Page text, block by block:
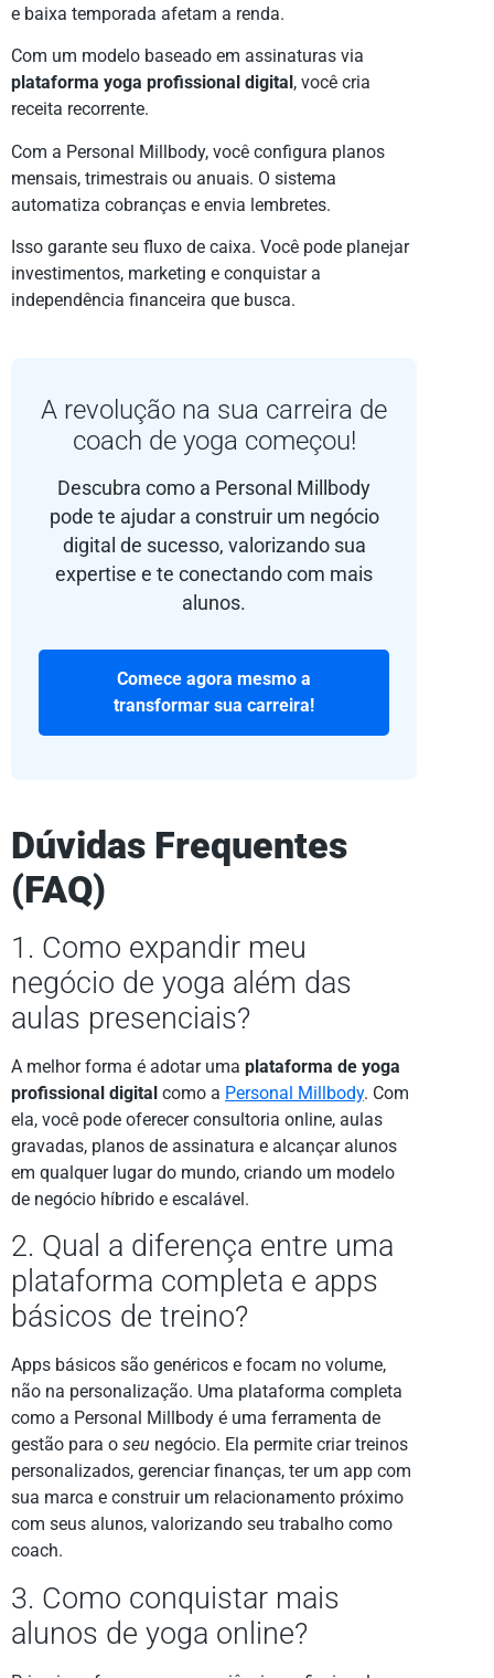
e baixa temporada afetam a renda.
Com um modelo baseado em assinaturas via
plataforma yoga profissional digital , você cria
receita recorrente.
Com a Personal Millbody, você configura planos
mensais, trimestrais ou anuais. O sistema
automatiza cobranças e envia lembretes.
Isso garante seu fluxo de caixa. Você pode planejar
investimentos, marketing e conquistar a
independência financeira que busca.
A revolução na sua carreira de
coach de yoga começou!
Descubra como a Personal Millbody
pode te ajudar a construir um negócio
digital de sucesso, valorizando sua
expertise e te conectando com mais
alunos.
Comece agora mesmo a
transformar sua carreira!
Dúvidas Frequentes
(FAQ)
1. Como expandir meu
negócio de yoga além das
aulas presenciais?
A melhor forma é adotar uma plataforma de yoga
profissional digital como a Personal Millbody. Com
ela, você pode oferecer consultoria online, aulas
gravadas, planos de assinatura e alcançar alunos
em qualquer lugar do mundo, criando um modelo
de negócio híbrido e escalável.
2. Qual a diferença entre uma
plataforma completa e apps
básicos de treino?
Apps básicos são genéricos e focam no volume,
não na personalização. Uma plataforma completa
como a Personal Millbody é uma ferramenta de
gestão para o seu negócio. Ela permite criar treinos
personalizados, gerenciar finanças, ter um app com
sua marca e construir um relacionamento próximo
com seus alunos, valorizando seu trabalho como
coach.
3. Como conquistar mais
alunos de yoga online?